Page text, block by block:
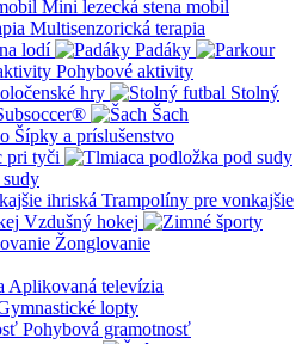
Mini lezecká stena mobil
Multisenzorická terapia
lodí
Padáky
Pohybové aktivity
hry
Stolný
Šach
Šípky a príslušenstvo
pri tyči
Trampolíny pre vonkajšie
Vzdušný hokej
Žonglovanie
Aplikovaná televízia
lopty
Pohybová gramotnosť